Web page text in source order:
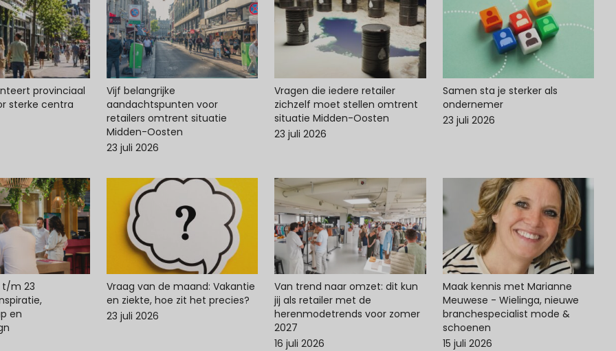
provinciaal
sterke centra
Vijf belangrijke
aandachtspunten voor
retailers omtrent situatie
Midden-Oosten
23 juli 2026
Vragen die iedere retailer
zichzelf moet stellen omtrent
situatie Midden-Oosten
23 juli 2026
Samen sta je sterker als
ondernemer
23 juli 2026
t/m 23
en
Vraag van de maand: Vakantie
en ziekte, hoe zit het precies?
23 juli 2026
Van trend naar omzet: dit kun
jij als retailer met de
herenmodetrends voor zomer
2027
16 juli 2026
Maak kennis met Marianne
Meuwese - Wielinga, nieuwe
branchespecialist mode &
schoenen
15 juli 2026